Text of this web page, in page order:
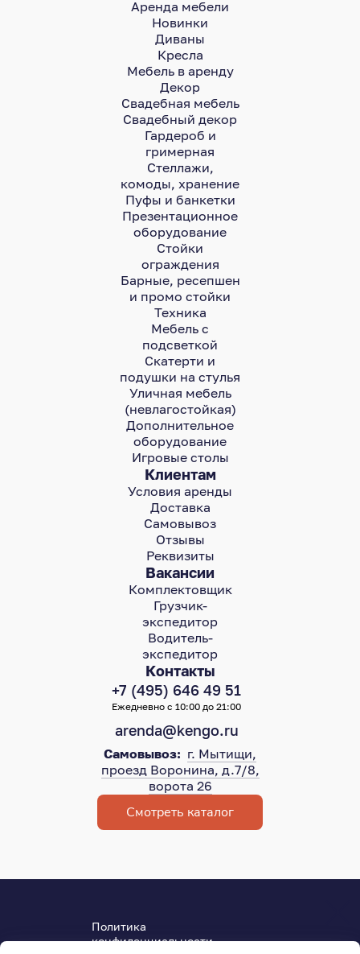
Контакты
+7 (495) 646 49 51
Ежедневно с 10:00 до 21:00
arenda@kengo.ru
Самовывоз: г. Мытищи,
проезд Воронина, д.7/8,
ворота 26
Смотреть каталог
Клиентам
Условия аренды
Доставка
Самовывоз
Отзывы
Реквизиты
Вакансии
Комплектовщик
Грузчик-
экспедитор
Водитель-
экспедитор
Аренда мебели
Новинки
Диваны
Кресла
Мебель в аренду
Декор
Свадебная мебель
Свадебный декор
Гардероб и
гримерная
Стеллажи,
комоды, хранение
Пуфы и банкетки
Презентационное
оборудование
Стойки
ограждения
Барные, ресепшен
и промо стойки
Техника
Мебель с
подсветкой
Скатерти и
подушки на стулья
Уличная мебель
(невлагостойкая)
Дополнительное
оборудование
Игровые столы
Политика
конфиденциальности